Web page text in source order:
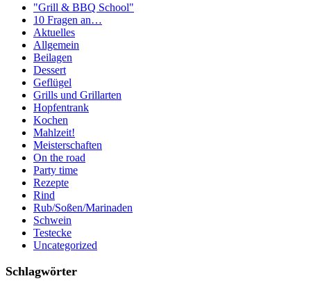
"Grill & BBQ School"
10 Fragen an…
Aktuelles
Allgemein
Beilagen
Dessert
Geflügel
Grills und Grillarten
Hopfentrank
Kochen
Mahlzeit!
Meisterschaften
On the road
Party time
Rezepte
Rind
Rub/Soßen/Marinaden
Schwein
Testecke
Uncategorized
Schlagwörter